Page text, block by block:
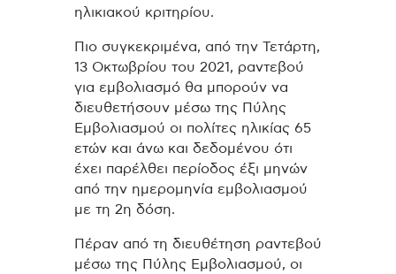
ηλικιακού κριτηρίου.
Πιο συγκεκριμένα, από την Τετάρτη,
13 Οκτωβρίου του 2021, ραντεβού
για εμβολιασμό θα μπορούν να
διευθετήσουν μέσω της Πύλης
Εμβολιασμού οι πολίτες ηλικίας 65
ετών και άνω και δεδομένου ότι
έχει παρέλθει περίοδος έξι μηνών
από την ημερομηνία εμβολιασμού
με τη 2η δόση.
Πέραν από τη διευθέτηση ραντεβού
μέσω της Πύλης Εμβολιασμού, οι